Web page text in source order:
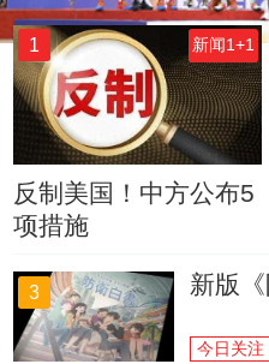
1 新闻1+1
反制美国！中方公布5
项措施
3 新版
今日关注